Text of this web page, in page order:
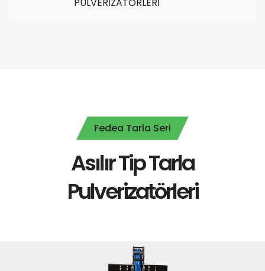
Fedea Tarla Seri
Asılır Tip Tarla
Pulverizatörleri